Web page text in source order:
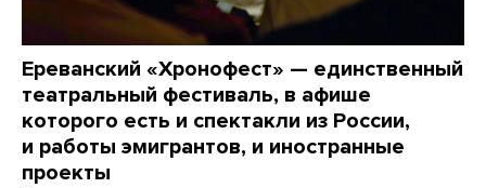
Ереванский «Хронофест» — единственный
театральный фестиваль, в афише
которого есть и спектакли из России,
и работы эмигрантов, и иностранные
проекты